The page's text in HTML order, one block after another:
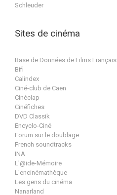
Schleuder
Sites de cinéma
Base de Données de Films Français
Bifi
Calindex
Ciné-club de Caen
Cinéclap
Cinéfiches
DVD Classik
Encyclo-Ciné
Forum sur le doublage
French soundtracks
INA
L'@ide-Mémoire
L'encinémathèque
Les gens du cinéma
Nanarland